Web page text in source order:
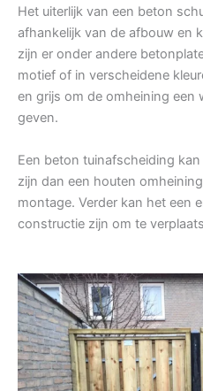
Het uiterlijk van een beton
afhankelijk van de afbouw en
zijn er onder andere
motief of in verscheidene
en grijs om de omheining een
geven.
Een beton tuinafscheiding
zijn dan een houten
montage. Verder kan het een
constructie zijn om te